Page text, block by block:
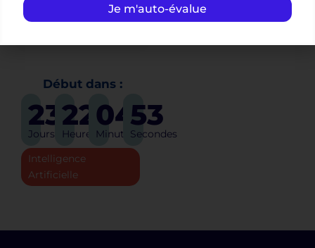
m'inscris
Début dans :
23
Jours
22
Heures
04
Minutes
53
Secondes
Intelligence
Artificielle
Je m'auto-évalue